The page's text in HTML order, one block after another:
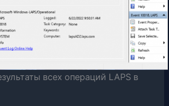
всех операций LAPS в